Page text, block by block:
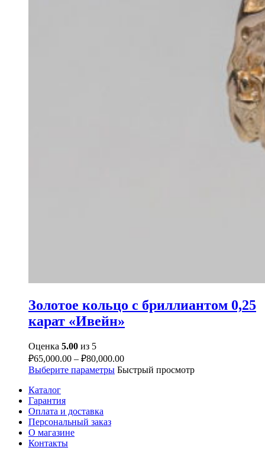
Золотое кольцо с бриллиантом 0,25
карат «Ивейн»
Оценка 5.00 из 5
₽65,000.00 – ₽80,000.00
Выберите параметры Быстрый просмотр
Каталог
Гарантия
Оплата и доставка
Персональный заказ
О магазине
Контакты